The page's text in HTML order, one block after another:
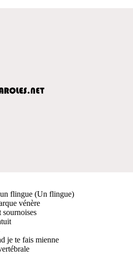
flingue (Un flingue)
vénère
sournoises
je te fais mienne